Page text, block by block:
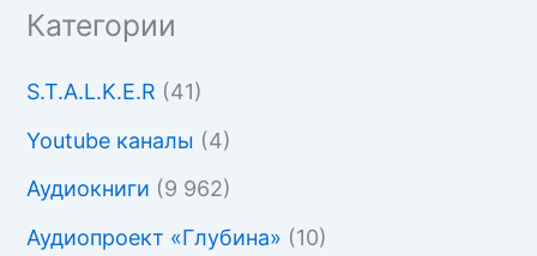
Категории
S.T.A.L.K.E.R (41)
Youtube каналы (4)
Аудиокниги (9 962)
Аудиопроект «Глубина» (10)